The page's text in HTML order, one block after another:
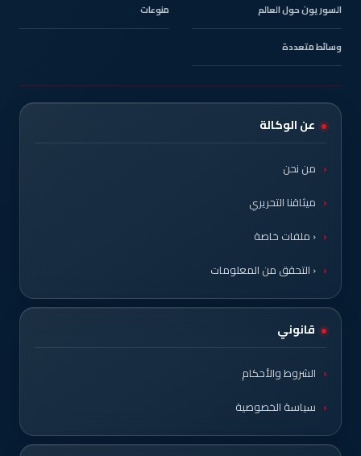
السوريون حول العالم منوعات
وسائط متعددة
عن الوكالة
من نحن
ميثاقنا التحريري
‹ ملفات خاصة
‹ التحقق من المعلومات
قانوني
الشروط والأحكام
سياسة الخصوصية